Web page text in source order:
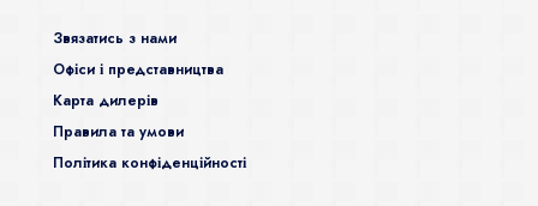
Звязатись з нами
Офіси і представництва
Карта дилерів
Правила та умови
Політика конфіденційності